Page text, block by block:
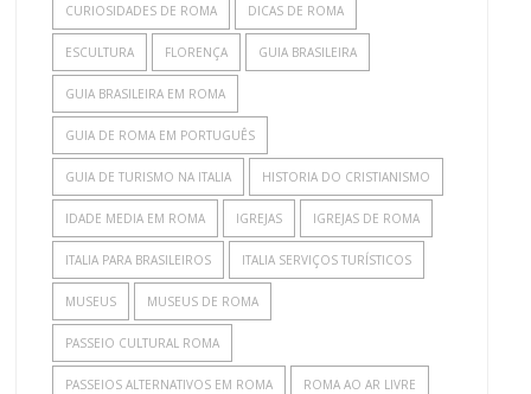
CURIOSIDADES DE ROMA DICAS DE ROMA
ESCULTURA FLORENÇA GUIA BRASILEIRA
GUIA BRASILEIRA EM ROMA
GUIA DE ROMA EM PORTUGUÊS
GUIA DE TURISMO NA ITALIA HISTORIA DO CRISTIANISMO
IDADE MEDIA EM ROMA IGREJAS IGREJAS DE ROMA
ITALIA PARA BRASILEIROS ITALIA SERVIÇOS TURÍSTICOS
MUSEUS MUSEUS DE ROMA
PASSEIO CULTURAL ROMA
PASSEIOS ALTERNATIVOS EM ROMA ROMA AO AR LIVRE